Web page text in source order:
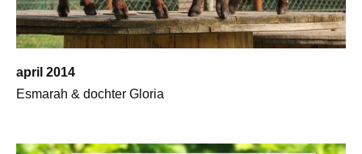
april 2014
Esmarah & dochter Gloria